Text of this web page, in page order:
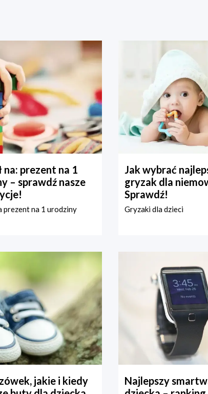
na: prezent na 1
– sprawdź nasze
prezent na 1 urodziny
Jak wybrać
gryzak dla
Sprawdź!
Gryzaki dla dzieci
jakie i kiedy
Najlepszy